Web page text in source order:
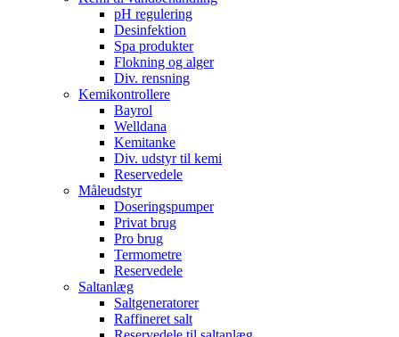
pH regulering
Desinfektion
Spa produkter
Flokning og alger
Div. rensning
Kemikontrollere
Bayrol
Welldana
Kemitanke
Div. udstyr til kemi
Reservedele
Måleudstyr
Doseringspumper
Privat brug
Pro brug
Termometre
Reservedele
Saltanlæg
Saltgeneratorer
Raffineret salt